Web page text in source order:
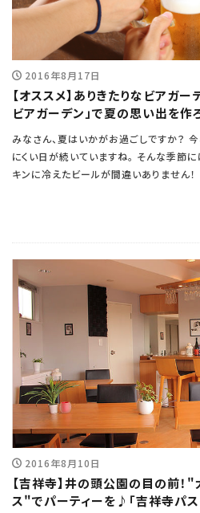
2016年8月17日
【オススメ】ありきたりなビアガー
ビアガーデン」で夏の思い出を作ろ
みなさん、夏はいかがお過ごしですか？
にくい日が続いていますね。 そんな季節
キンに冷えたビールが間違いありませ
2016年8月10日
【吉祥寺】井の頭公園の目の前！
ス"でパーティーを♪「吉祥寺パス